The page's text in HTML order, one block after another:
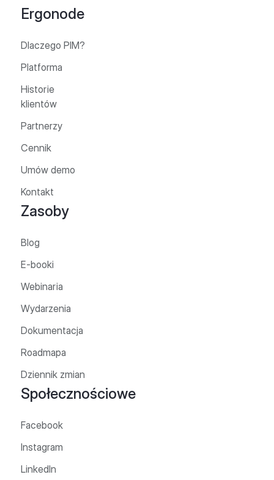
Ergonode
Dlaczego PIM?
Platforma
Historie
klientów
Partnerzy
Cennik
Umów demo
Kontakt
Zasoby
Blog
E-booki
Webinaria
Wydarzenia
Dokumentacja
Roadmapa
Dziennik zmian
Społecznościowe
Facebook
Instagram
LinkedIn